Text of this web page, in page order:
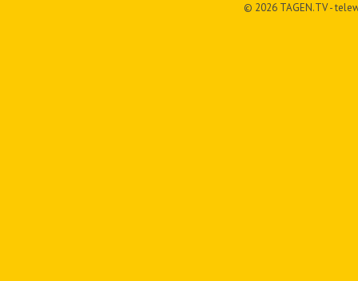
© 2026 TAGEN.TV -